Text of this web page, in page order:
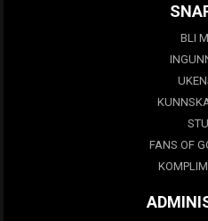
BLI
FANS OF